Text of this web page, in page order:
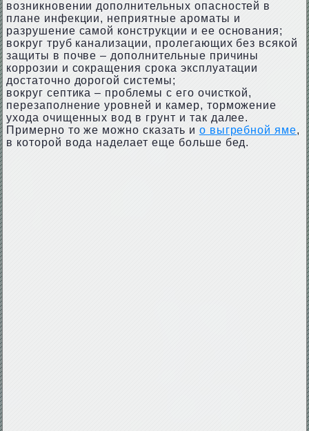
возникновении дополнительных опасностей в
плане инфекции, неприятные ароматы и
разрушение самой конструкции и ее основания;
вокруг труб канализации, пролегающих без всякой
защиты в почве – дополнительные причины
коррозии и сокращения срока эксплуатации
достаточно дорогой системы;
вокруг септика – проблемы с его очисткой,
перезаполнение уровней и камер, торможение
ухода очищенных вод в грунт и так далее.
Примерно то же можно сказать и о выгребной яме,
в которой вода наделает еще больше бед.